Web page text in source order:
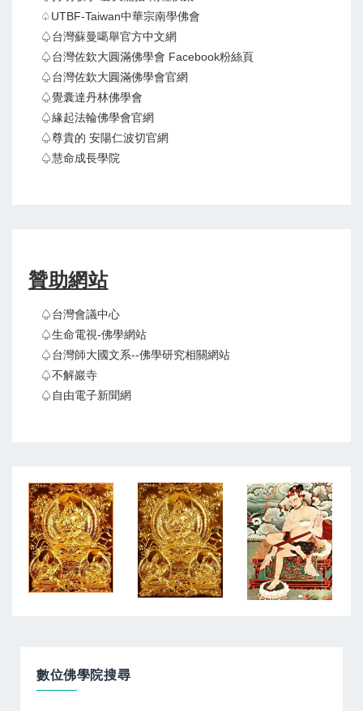
♤UTBF-Taiwan中華宗南學佛會
♤台灣蘇曼噶舉官方中文網
♤台灣佐欽大圓滿佛學會 Facebook粉絲頁
♤台灣佐欽大圓滿佛學會官網
♤覺囊達丹林佛學會
♤緣起法輪佛學會官網
♤尊貴的 安陽仁波切官網
♤慧命成長學院
贊助網站
♤台灣會議中心
♤生命電視-佛學網站
♤台灣師大國文系--佛學研究相關網站
♤不解巖寺
♤自由電子新聞網
數位佛學院搜尋